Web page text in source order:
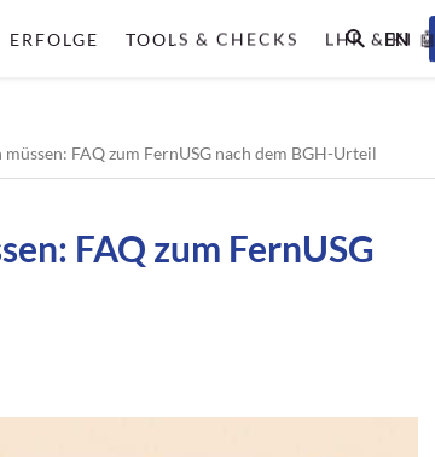
ERFOLGE TOOLS & CHECKS LHR & KI 🤖
EN
FAQ zum FernUSG nach dem BGH-Urteil
FAQ zum FernUSG